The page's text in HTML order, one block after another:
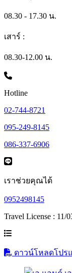
08.30 - 17.30 น.
เสาร์ :
08.30-12.00 น.
Hotline
02-744-8721
095-249-8145
086-337-6906
เราช่วยคุณได้
0952498145
Travel License : 11/
ดาวน์โหลดโปร